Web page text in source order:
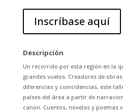
Inscríbase aquí
Descripción
Un recorrido por esta región en la
grandes vuelos. Creadores de
diferencias y coincidencias, este
países del área a partir de
canon. Cuentos, novelas y poemas